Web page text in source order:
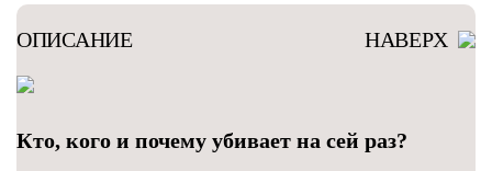
ОПИСАНИЕ НАВЕРХ
Кто, кого и почему убивает на сей раз?